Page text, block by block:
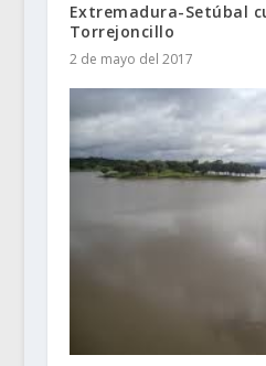
Extremadura-Setúbal
Torrejoncillo
2 de mayo del 2017